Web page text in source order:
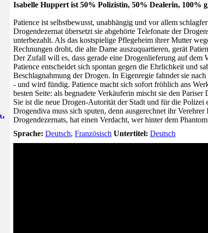
Isabelle Huppert ist 50% Polizistin, 50% Dealerin, 100%
Patience ist selbstbewusst, unabhängig und vor allem
Drogendezernat übersetzt sie abgehörte Telefonate der
unterbezahlt. Als das kostspielige Pflegeheim ihrer Mutter
Rechnungen droht, die alte Dame auszuquartieren, gerät
Der Zufall will es, dass gerade eine Drogenlieferung auf dem
Patience entscheidet sich spontan gegen die Ehrlichkeit und
Beschlagnahmung der Drogen. In Eigenregie fahndet sie
- und wird fündig. Patience macht sich sofort fröhlich ans
besten Seite: als begnadete Verkäuferin mischt sie den
Sie ist die neue Drogen-Autorität der Stadt und für die Polizei
Drogendiva muss sich sputen, denn ausgerechnet ihr
Drogendezernats, hat einen Verdacht, wer hinter dem
Sprache: Deutsch, Französisch Untertitel: Deutsch